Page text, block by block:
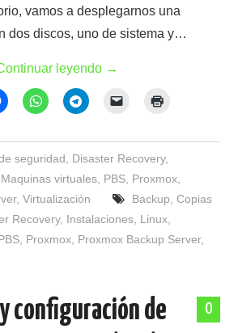
vamos a desplegarnos una
dos discos, uno de sistema y…
leyendo →
seguridad Disaster Recovery,
Maquinas virtuales PBS Proxmox
,Virtualización Backup Copias
Recovery, Instalaciones Linux
Proxmox Proxmox Backup Server,
0
configuración de